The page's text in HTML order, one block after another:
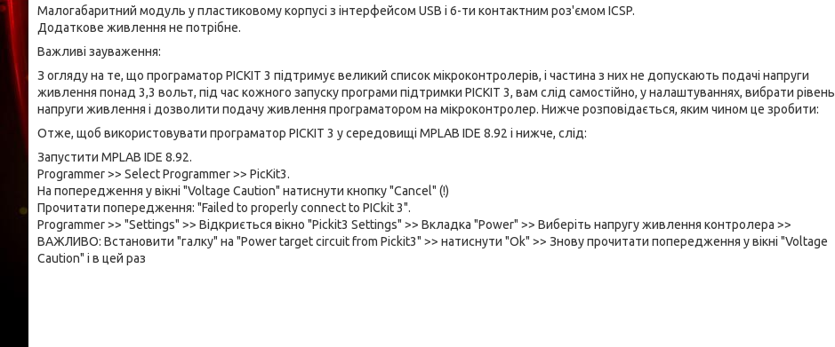
Малогабаритний модуль у пластиковому корпусі з інтерфейсом USB і 6-ти контактним роз'ємом ICSP.
Додаткове живлення не потрібне.
Важливі зауваження:
З огляду на те, що програматор PICKIT 3 підтримує великий список мікроконтролерів, і частина з них не допускають подачі напруги
живлення понад 3,3 вольт, під час кожного запуску програми підтримки PICKIT 3, вам слід самостійно, у налаштуваннях, вибрати рівень
напруги живлення і дозволити подачу живлення програматором на мікроконтролер. Нижче розповідається, яким чином це зробити:
Отже, щоб використовувати програматор PICKIT 3 у середовищі MPLAB IDE 8.92 і нижче, слід:
Запустити MPLAB IDE 8.92.
Programmer >> Select Programmer >> PicKit3.
На попередження у вікні "Voltage Caution" натиснути кнопку "Cancel" (!)
Прочитати попередження: "Failed to properly connect to PICkit 3".
Programmer >> "Settings" >> Відкриється вікно "Pickit3 Settings" >> Вкладка "Power" >> Виберіть напругу живлення контролера >>
ВАЖЛИВО: Встановити "галку" на "Power target circuit from Pickit3" >> натиснути "Ok" >> Знову прочитати попередження у вікні "Voltage
Caution" і в цей раз